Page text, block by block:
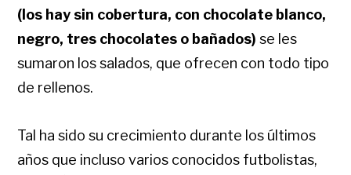
(los hay sin cobertura, con chocolate blanco,
negro, tres chocolates o bañados) se les
sumaron los salados, que ofrecen con todo tipo
de rellenos.
Tal ha sido su crecimiento durante los últimos
años que incluso varios conocidos futbolistas,